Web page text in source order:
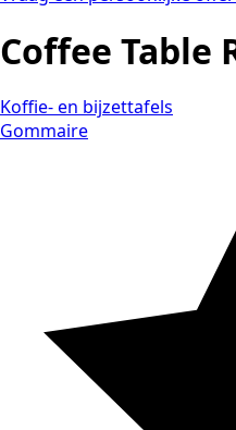
Coffee Table
Koffie- en bijzettafels
Gommaire